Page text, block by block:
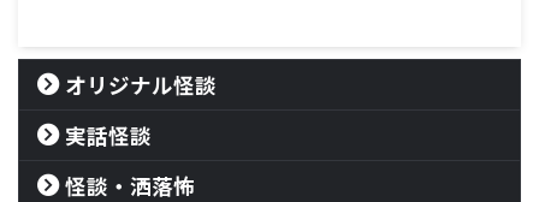
オリジナル怪談
実話怪談
怪談・洒落怖